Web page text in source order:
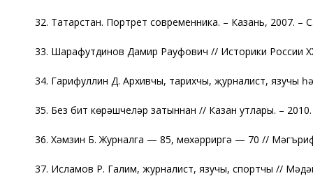
32. Татарстан. Портрет современника. – Казань, 2007. –
33. Шарафутдинов Дамир Рауфович // Историки России
34. Гарифуллин Д. Архивчы, тарихчы, җурналист, язучы
35. Без бит көрәшчеләр затыннан // Казан утлары. –
36. Хәмзин Б. Журналга — 85, мөхәрриргә — 70 //
37. Исламов Р. Галим, журналист, язучы, спортчы //